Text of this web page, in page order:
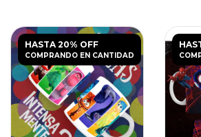
HASTA 20% OFF
COMPRANDO EN CANTIDAD